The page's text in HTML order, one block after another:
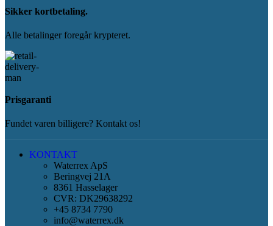
Sikker kortbetaling.
Alle betalinger foregår krypteret.
Prisgaranti
Fundet varen billigere? Kontakt os!
KONTAKT
Waterrex ApS
Beringvej 21A
8361 Hasselager
CVR: DK29638292
+45 8734 7790
info@waterrex.dk